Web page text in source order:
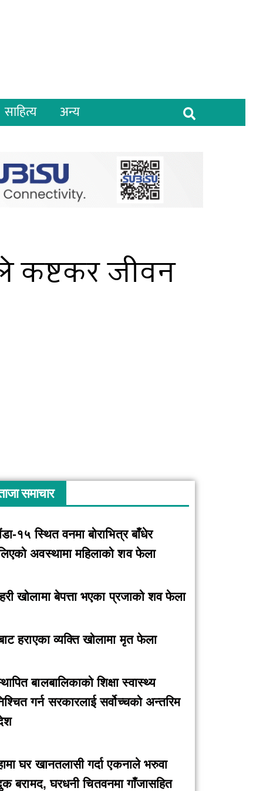
साहित्य अन्य
कष्टकर जीवन
समाचार
१५ स्थित वनमा बोराभित्र बाँधेर
अवस्थामा महिलाको शव फेला
खोलामा बेपत्ता भएका प्रजाको शव फेला
हराएका व्यक्ति खोलामा मृत फेला
बालबालिकाको शिक्षा स्वास्थ्य
गर्न सरकारलाई सर्वोच्चको अन्तरिम
घर खानतलासी गर्दा एकनाले भरुवा
बरामद, घरधनी चितवनमा गाँजासहित